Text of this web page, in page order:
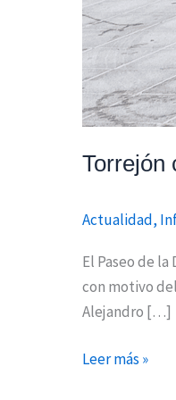
Torrejón
Actualidad,
El Paseo de
con motivo
Alejandro […]
Leer más »